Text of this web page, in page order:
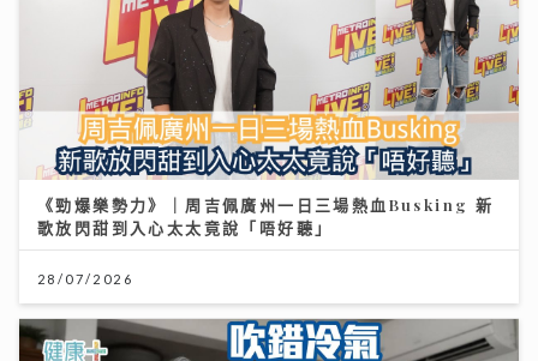
《勁爆樂勢力》｜周吉佩廣州一日三場熱血Busking 新
歌放閃甜到入心太太竟說「唔好聽」
28/07/2026